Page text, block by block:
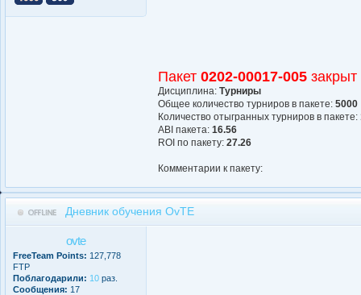
Пакет 0202-00017-005
Дисциплина: Турниры
Общее количество турниров в пакете: 5000
Количество отыгранных турниров в пакете:
АBI пакета: 16.56
ROI по пакету: 27.26
Комментарии к пакету:
Дневник обучения OvTE
ovte
FreeTeam Points: 127,778
FTP
Поблагодарили: 10 раз.
Сообщения: 17